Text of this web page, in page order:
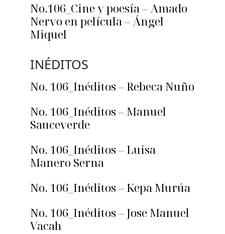
No.106_Cine y poesía – Amado
Nervo en película – Ángel
Miquel
INÉDITOS
No. 106_Inéditos – Rebeca Nuño
No. 106_Inéditos – Manuel
Sauceverde
No. 106_Inéditos – Luisa
Manero Serna
No. 106_Inéditos – Kepa Murúa
No. 106_Inéditos – Jose Manuel
Vacah